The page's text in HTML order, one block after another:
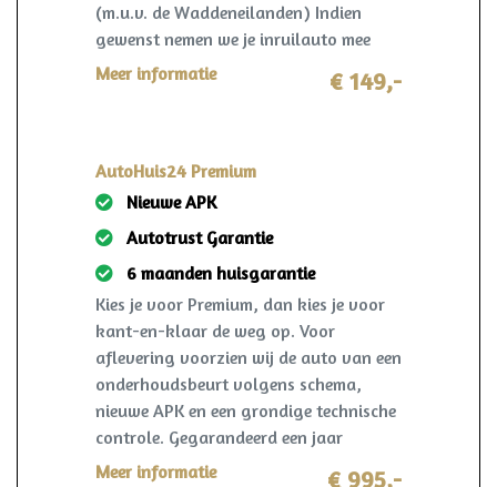
(m.u.v. de Waddeneilanden) Indien
gewenst nemen we je inruilauto mee
terug! I.c.m. pakket Premium slechts
Meer informatie € 149,-
AutoHuis24 Premium
Nieuwe APK
Autotrust Garantie
6 maanden huisgarantie
Kies je voor Premium, dan kies je voor
kant-en-klaar de weg op. Voor
aflevering voorzien wij de auto van een
onderhoudsbeurt volgens schema,
nieuwe APK en een grondige technische
controle. Gegarandeerd een jaar
onderhoudsvrij rijden. Ook krijg je 6
Meer informatie € 995,-